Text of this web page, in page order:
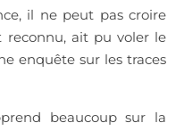
il ne peut pas croire
reconnu, ait pu voler le
enquête sur les traces
beaucoup sur la